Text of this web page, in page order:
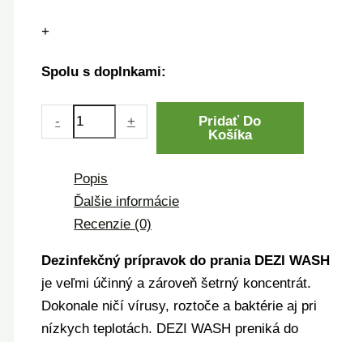
+
Spolu s doplnkami:
- +
Pridať Do
Košíka
Popis
Ďalšie informácie
Recenzie (0)
Dezinfekčný prípravok do prania DEZI WASH
je veľmi účinný a zároveň šetrný koncentrát.
Dokonale ničí vírusy, roztoče a baktérie aj pri
nízkych teplotách. DEZI WASH preniká do